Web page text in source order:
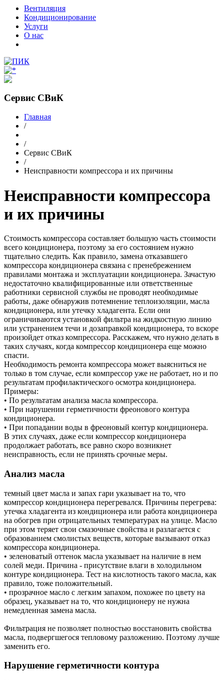
Вентиляция
Кондиционирование
Услуги
О нас
Сервис СВиК
Главная
/
/
Сервис СВиК
/
Неисправности компрессора и их причины
Неисправности компрессора
и их причины
Стоимость компрессора составляет большую часть стоимости
всего кондиционера, поэтому за его состоянием нужно
тщательно следить. Как правило, замена отказавшего
компрессора кондиционера связана с пренебрежением
правилами монтажа и эксплуатации кондиционера. Зачастую
недостаточно квалифицированные или ответственные
работники сервисной службы не проводят необходимые
работы, даже обнаружив потемнение теплоизоляции, масла
кондиционера, или утечку хладагента. Если они
ограничиваются установкой фильтра на жидкостную линию
или устранением течи и дозаправкой кондиционера, то вскоре
произойдет отказ компрессора. Расскажем, что нужно делать в
таких случаях, когда компрессор кондиционера еще можно
спасти.
Необходимость ремонта компрессора может выясниться не
только в том случае, если компрессор уже не работает, но и по
результатам профилактического осмотра кондиционера.
Примеры:
• По результатам анализа масла компрессора.
• При нарушении герметичности фреонового контура
кондиционера.
• При попадании воды в фреоновый контур кондиционера.
В этих случаях, даже если компрессор кондиционера
продолжает работать, все равно скоро возникнет
неисправность, если не принять срочные меры.
Анализ масла
темный цвет масла и запах гари указывает на то, что
компрессор кондиционера перегревался. Причины перегрева:
утечка хладагента из кондиционера или работа кондиционера
на обогрев при отрицательных температурах на улице. Масло
при этом теряет свои смазочные свойства и разлагается с
образованием смолистых веществ, которые вызывают отказ
компрессора кондиционера.
• зеленоватый оттенок масла указывает на наличие в нем
солей меди. Причина - присутствие влаги в холодильном
контуре кондиционера. Тест на кислотность такого масла, как
правило, тоже положительный.
• прозрачное масло с легким запахом, похожее по цвету на
образец, указывает на то, что кондиционеру не нужна
немедленная замена масла.
Фильтрация не позволяет полностью восстановить свойства
масла, подвергшегося тепловому разложению. Поэтому лучше
заменить его.
Нарушение герметичности контура